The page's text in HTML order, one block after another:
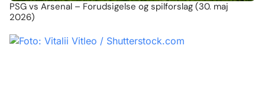
PSG vs Arsenal – Forudsigelse og spilforslag (30. maj
2026)